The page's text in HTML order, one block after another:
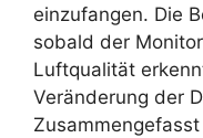
einzufangen. Die
sobald der
Luftqualität
Veränderung der